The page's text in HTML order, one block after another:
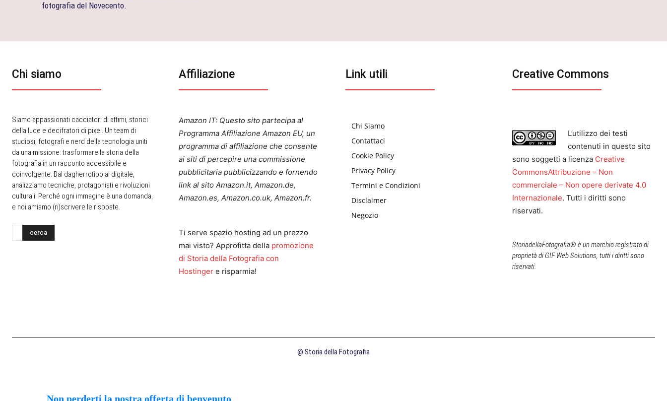
fotografia del Novecento.
Chi siamo
Siamo appassionati cacciatori di attimi, storici
della luce e decifratori di pixel. Un team di
studiosi, fotografi e nerd della tecnologia uniti
da una missione: trasformare la storia della
fotografia in un racconto accessibile e
coinvolgente. Dal dagherrotipo al digitale,
analizziamo tecniche, protagonisti e rivoluzioni
culturali. Perché ogni immagine è una domanda,
e noi amiamo (ri)scrivere le risposte.
cerca
Affiliazione
Amazon IT: Questo sito partecipa al
Programma Affiliazione Amazon EU, un
programma di affiliazione che consente
ai siti di percepire una commissione
pubblicitaria pubblicizzando e fornendo
link al sito Amazon.it, Amazon.de,
Amazon.es, Amazon.co.uk, Amazon.fr.
Ti serve spazio hosting ad un prezzo
mai visto? Approfitta della promozione
di Storia della Fotografia con
Hostinger e risparmia!
Link utili
Chi Siamo
Contattaci
Cookie Policy
Privacy Policy
Termini e Condizioni
Disclaimer
Negozio
Creative Commons
L’utilizzo dei testi
contenuti in questo sito
sono soggetti a licenza Creative
CommonsAttribuzione – Non
commerciale – Non opere derivate 4.0
Internazionale. Tutti i diritti sono
riservati.
StoriadellaFotografia® è un marchio registrato di
proprietà di GIF Web Solutions, tutti i diritti sono
riservati.
@ Storia della Fotografia
Non perderti la nostra offerta di benvenuto